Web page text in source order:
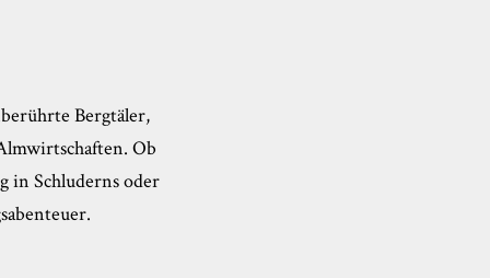
Bergtäler,
Ob
in Schluderns oder